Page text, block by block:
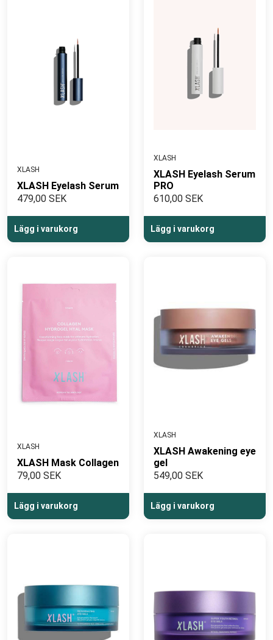
XLASH
XLASH Eyelash Serum
479,00 SEK
Lägg i varukorg
XLASH
XLASH Eyelash Serum
PRO
610,00 SEK
Lägg i varukorg
XLASH
XLASH Mask Collagen
79,00 SEK
Lägg i varukorg
XLASH
XLASH Awakening eye
gel
549,00 SEK
Lägg i varukorg